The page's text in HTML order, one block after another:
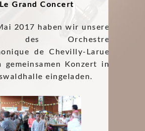
Le Grand Concert
2017 haben wir unsere
des Orchestre
de Chevilly-Larue
gemeinsamen Konzert in
eingeladen.